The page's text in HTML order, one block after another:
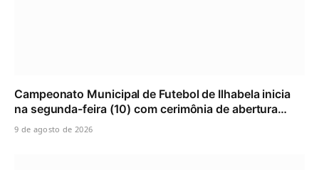
Campeonato Municipal de Futebol de Ilhabela inicia
na segunda-feira (10) com cerimônia de abertura…
9 de agosto de 2026